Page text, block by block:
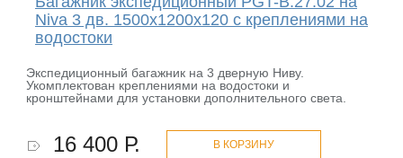
Niva 3 дв. 1500х1200х120 с креплениями на
водостоки
Экспедиционный багажник на 3 дверную Ниву.
Укомплектован креплениями на водостоки и
кронштейнами для установки дополнительного света.
16 400 Р. В КОРЗИНУ